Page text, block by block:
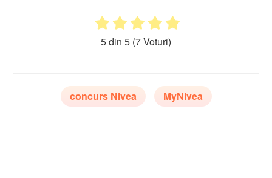
5 din 5(7 Voturi)
concurs Nivea MyNivea